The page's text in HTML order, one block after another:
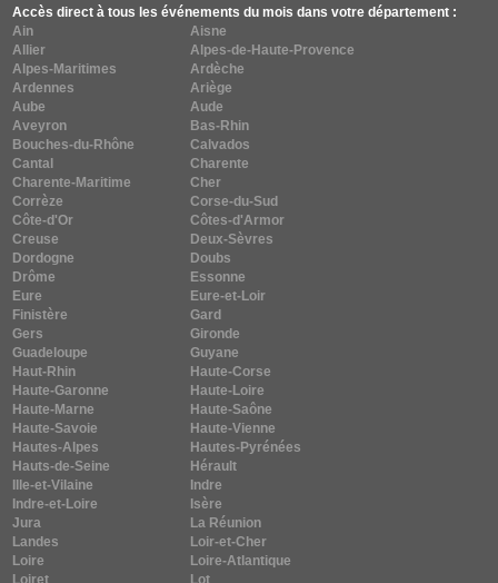
Accès direct à tous les événements du mois dans votre département :
Ain
Aisne
Allier
Alpes-de-Haute-Provence
Alpes-Maritimes
Ardèche
Ardennes
Ariège
Aube
Aude
Aveyron
Bas-Rhin
Bouches-du-Rhône
Calvados
Cantal
Charente
Charente-Maritime
Cher
Corrèze
Corse-du-Sud
Côte-d'Or
Côtes-d'Armor
Creuse
Deux-Sèvres
Dordogne
Doubs
Drôme
Essonne
Eure
Eure-et-Loir
Finistère
Gard
Gers
Gironde
Guadeloupe
Guyane
Haut-Rhin
Haute-Corse
Haute-Garonne
Haute-Loire
Haute-Marne
Haute-Saône
Haute-Savoie
Haute-Vienne
Hautes-Alpes
Hautes-Pyrénées
Hauts-de-Seine
Hérault
Ille-et-Vilaine
Indre
Indre-et-Loire
Isère
Jura
La Réunion
Landes
Loir-et-Cher
Loire
Loire-Atlantique